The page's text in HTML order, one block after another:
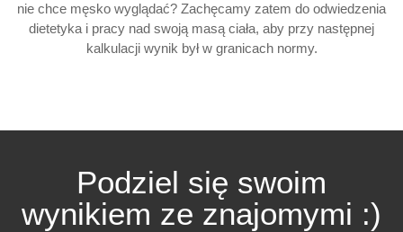
nie chce męsko wyglądać? Zachęcamy zatem do odwiedzenia
dietetyka i pracy nad swoją masą ciała, aby przy następnej
kalkulacji wynik był w granicach normy.
Podziel się swoim
wynikiem ze znajomymi :)